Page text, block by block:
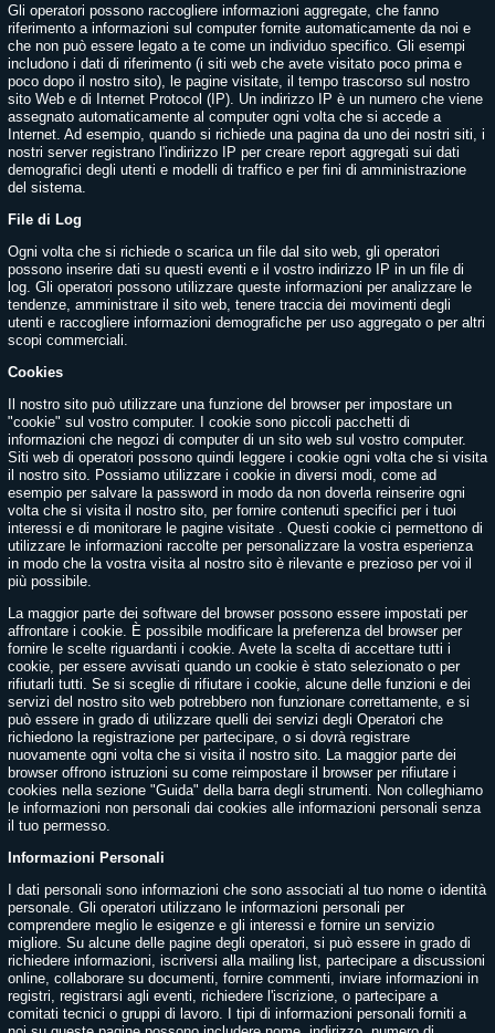
Gli operatori possono raccogliere informazioni aggregate, che fanno
riferimento a informazioni sul computer fornite automaticamente da noi e
che non può essere legato a te come un individuo specifico. Gli esempi
includono i dati di riferimento (i siti web che avete visitato poco prima e
poco dopo il nostro sito), le pagine visitate, il tempo trascorso sul nostro
sito Web e di Internet Protocol (IP). Un indirizzo IP è un numero che viene
assegnato automaticamente al computer ogni volta che si accede a
Internet. Ad esempio, quando si richiede una pagina da uno dei nostri siti, i
nostri server registrano l'indirizzo IP per creare report aggregati sui dati
demografici degli utenti e modelli di traffico e per fini di amministrazione
del sistema.
File di Log
Ogni volta che si richiede o scarica un file dal sito web, gli operatori
possono inserire dati su questi eventi e il vostro indirizzo IP in un file di
log. Gli operatori possono utilizzare queste informazioni per analizzare le
tendenze, amministrare il sito web, tenere traccia dei movimenti degli
utenti e raccogliere informazioni demografiche per uso aggregato o per altri
scopi commerciali.
Cookies
Il nostro sito può utilizzare una funzione del browser per impostare un
"cookie" sul vostro computer. I cookie sono piccoli pacchetti di
informazioni che negozi di computer di un sito web sul vostro computer.
Siti web di operatori possono quindi leggere i cookie ogni volta che si visita
il nostro sito. Possiamo utilizzare i cookie in diversi modi, come ad
esempio per salvare la password in modo da non doverla reinserire ogni
volta che si visita il nostro sito, per fornire contenuti specifici per i tuoi
interessi e di monitorare le pagine visitate . Questi cookie ci permettono di
utilizzare le informazioni raccolte per personalizzare la vostra esperienza
in modo che la vostra visita al nostro sito è rilevante e prezioso per voi il
più possibile.
La maggior parte dei software del browser possono essere impostati per
affrontare i cookie. È possibile modificare la preferenza del browser per
fornire le scelte riguardanti i cookie. Avete la scelta di accettare tutti i
cookie, per essere avvisati quando un cookie è stato selezionato o per
rifiutarli tutti. Se si sceglie di rifiutare i cookie, alcune delle funzioni e dei
servizi del nostro sito web potrebbero non funzionare correttamente, e si
può essere in grado di utilizzare quelli dei servizi degli Operatori che
richiedono la registrazione per partecipare, o si dovrà registrare
nuovamente ogni volta che si visita il nostro sito. La maggior parte dei
browser offrono istruzioni su come reimpostare il browser per rifiutare i
cookies nella sezione "Guida" della barra degli strumenti. Non colleghiamo
le informazioni non personali dai cookies alle informazioni personali senza
il tuo permesso.
Informazioni Personali
I dati personali sono informazioni che sono associati al tuo nome o identità
personale. Gli operatori utilizzano le informazioni personali per
comprendere meglio le esigenze e gli interessi e fornire un servizio
migliore. Su alcune delle pagine degli operatori, si può essere in grado di
richiedere informazioni, iscriversi alla mailing list, partecipare a discussioni
online, collaborare su documenti, fornire commenti, inviare informazioni in
registri, registrarsi agli eventi, richiedere l'iscrizione, o partecipare a
comitati tecnici o gruppi di lavoro. I tipi di informazioni personali forniti a